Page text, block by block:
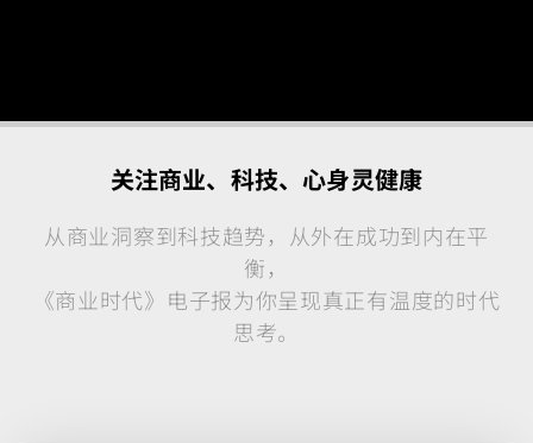
关注商业、科技、心身灵健康
从商业洞察到科技趋势，从外在成功到内在平
衡，
《商业时代》电子报为你呈现真正有温度的时代
思考。